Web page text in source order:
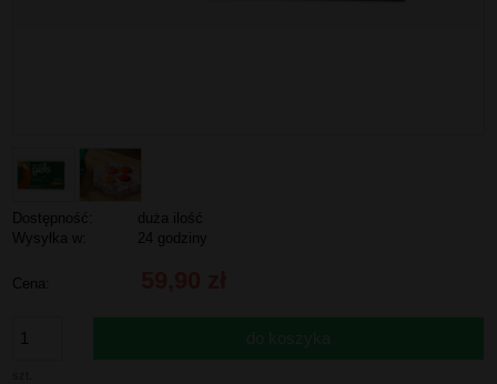
Dostępność:
duża ilość
Wysyłka w:
24 godziny
Cena: